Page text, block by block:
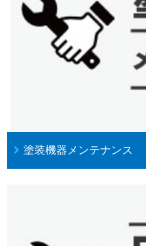
塗装機器メンテナンス